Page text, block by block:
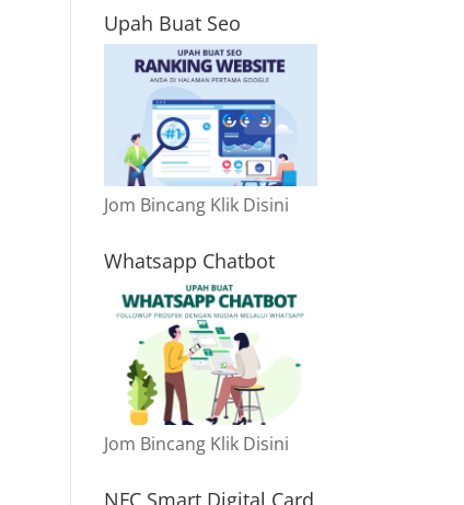
Upah Buat Seo
Jom Bincang Klik Disini
Whatsapp Chatbot
Jom Bincang Klik Disini
NFC Smart Digital Card